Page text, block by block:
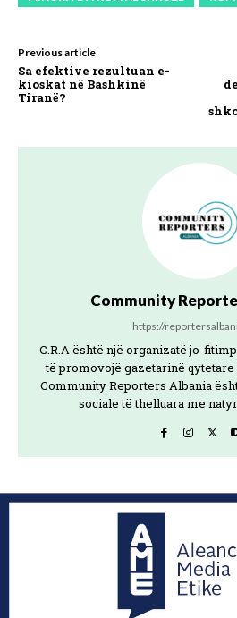
Previous article
Sa efektive rezultuan e-
kioskat në Bashkinë
Tiranë?
Community
https://
C.R.A është një organizatë jo-
të promovojë gazetarinë
Community Reporters Albania
sociale të thelluara me